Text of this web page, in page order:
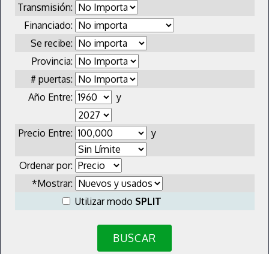
Transmisión:
Financiado:
Se recibe:
Provincia:
# puertas:
Año Entre:
y
Precio Entre: y
Ordenar por:
*Mostrar:
Utilizar modo SPLIT
BUSCAR